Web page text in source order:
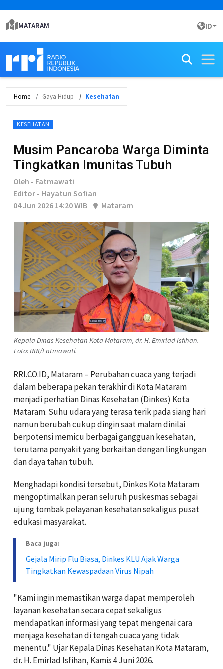
MATARAM ID
Home Gaya Hidup Kesehatan
KESEHATAN
Musim Pancaroba Warga Diminta
Tingkatkan Imunitas Tubuh
Oleh - Fatmawati
Editor - Hayatun Sofian
04 Jun 2026 14:20 WIB
Mataram
Kepala Dinas Kesehatan Kota Mataram, dr. H. Emirlad Isfihan.
Foto: RRI/Fatmawati.
RRI.CO.ID, Mataram – Perubahan cuaca yang terjadi
dalam beberapa pekan terakhir di Kota Mataram
menjadi perhatian Dinas Kesehatan (Dinkes) Kota
Mataram. Suhu udara yang terasa terik pada siang hari
namun berubah cukup dingin saat malam dinilai
berpotensi memicu berbagai gangguan kesehatan,
terutama penyakit yang berkaitan dengan lingkungan
dan daya tahan tubuh.
Menghadapi kondisi tersebut, Dinkes Kota Mataram
mengoptimalkan peran seluruh puskesmas sebagai
ujung tombak pelayanan kesehatan sekaligus pusat
edukasi masyarakat.
Baca juga:
Gejala Mirip Flu Biasa, Dinkes KLU Ajak Warga
Tingkatkan Kewaspadaan Virus Nipah
"Kami ingin memastikan warga dapat memperoleh
layanan kesehatan secara cepat sekaligus
mendapatkan informasi yang tepat mengenai cara
menjaga kesehatan di tengah cuaca yang tidak
menentu." Ujar Kepala Dinas Kesehatan Kota Mataram,
dr. H. Emirlad Isfihan, Kamis 4 Juni 2026.